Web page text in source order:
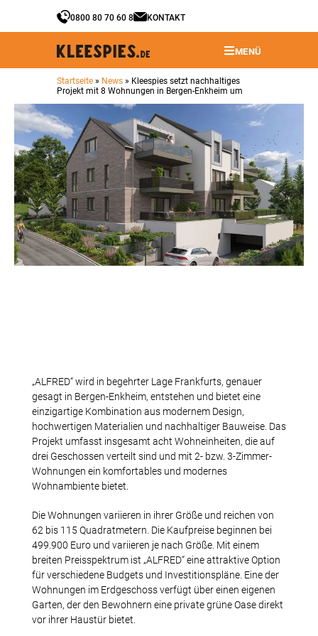
0800 80 70 60 8 KONTAKT
MENÜ
Startseite » News » Kleespies setzt nachhaltiges
Projekt mit 8 Wohnungen in Bergen-Enkheim um
„ALFRED“ wird in begehrter Lage Frankfurts, genauer
gesagt in Bergen-Enkheim, entstehen und bietet eine
einzigartige Kombination aus modernem Design,
hochwertigen Materialien und nachhaltiger Bauweise. Das
Projekt umfasst insgesamt acht Wohneinheiten, die auf
drei Geschossen verteilt sind und mit 2- bzw. 3-Zimmer-
Wohnungen ein komfortables und modernes
Wohnambiente bietet.
Die Wohnungen variieren in ihrer Größe und reichen von
62 bis 115 Quadratmetern. Die Kaufpreise beginnen bei
499.900 Euro und variieren je nach Größe. Mit einem
breiten Preisspektrum ist „ALFRED“ eine attraktive Option
für verschiedene Budgets und Investitionspläne. Eine der
Wohnungen im Erdgeschoss verfügt über einen eigenen
Garten, der den Bewohnern eine private grüne Oase direkt
vor ihrer Haustür bietet.